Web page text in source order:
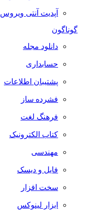
آپدیت آنتی ویروس
گوناگون
دانلود مجله
حسابداری
پشتیبان اطلاعات
فشرده ساز
فرهنگ لغت
کتاب الکترونیک
مهندسی
فایل و دیسک
سخت افزار
ابزار لینوکس